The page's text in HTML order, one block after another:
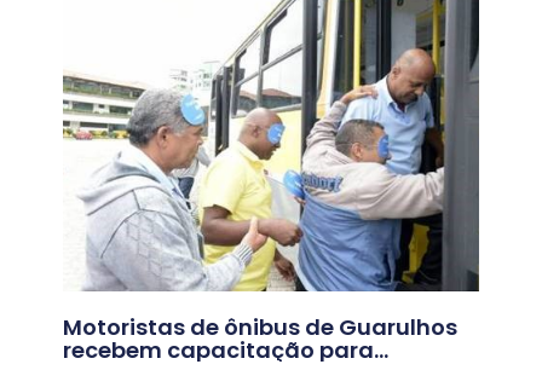
Motoristas de ônibus de Guarulhos
recebem capacitação para